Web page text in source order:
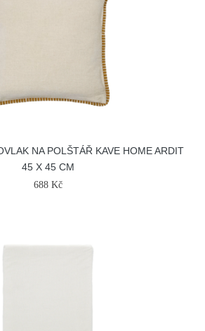
NA POLŠTÁŘ KAVE HOME ARDIT
45 X 45 CM
688 Kč